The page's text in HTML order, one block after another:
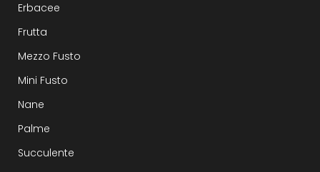
Erbacee
Frutta
Mezzo Fusto
Mini Fusto
Nane
Palme
Succulente